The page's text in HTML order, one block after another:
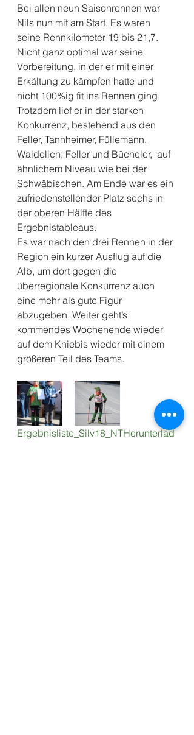
Bei allen neun Saisonrennen war
Nils nun mit am Start. Es waren
seine Rennkilometer 19 bis 21,7.
Nicht ganz optimal war seine
Vorbereitung, in der er mit einer
Erkältung zu kämpfen hatte und
nicht 100%ig fit ins Rennen ging.
Trotzdem lief er in der starken
Konkurrenz, bestehend aus den
Feller, Tannheimer, Füllemann,
Waidelich, Feller und Bücheler,  auf
ähnlichem Niveau wie bei der
Schwäbischen. Am Ende war es ein
zufriedenstellender Platz sechs in
der oberen Hälfte des
Ergebnistableaus.
Es war nach den drei Rennen in der
Region ein kurzer Ausflug auf die
Alb, um dort gegen die
überregionale Konkurrenz auch
eine mehr als gute Figur
abzugeben. Weiter geht’s
kommendes Wochenende wieder
auf dem Kniebis wieder mit einem
größeren Teil des Teams.
Ergebnisliste_Silv18_NTHerunterlad